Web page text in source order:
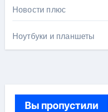
Новости плюс
Ноутбуки и планшеты
Вы пропустили